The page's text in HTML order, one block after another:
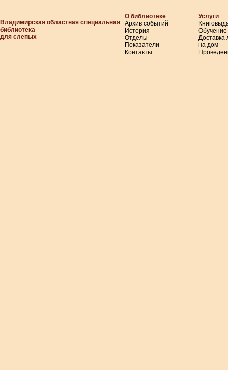
Владимирская областная специальная
библиотека
для слепых
О библиотеке
Архив событий
История
Отделы
Показатели
Контакты
Услуги
Обучение
Доставка
на дом